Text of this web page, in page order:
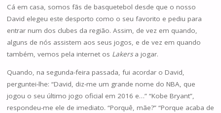
Cá em casa, somos fãs de basquetebol desde que o nosso
David elegeu este desporto como o seu favorito e pediu para
entrar num dos clubes da região. Assim, de vez em quando,
alguns de nós assistem aos seus jogos, e de vez em quando
também, vemos pela internet os Lakersa jogar.
Quando, na segunda-feira passada, fui acordar o David,
perguntei-lhe: “David, diz-me um grande nome do NBA, que
jogou o seu último jogo oficial em 2016 e…” “Kobe Bryant”,
respondeu-me ele de imediato. “Porquê, mãe?” “Porque acaba de